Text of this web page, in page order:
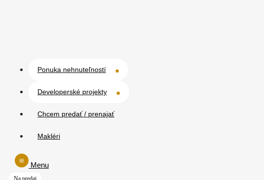
Ponuka nehnuteľností
Developerské projekty
Chcem predať / prenajať
Makléri
Menu
Na predaj